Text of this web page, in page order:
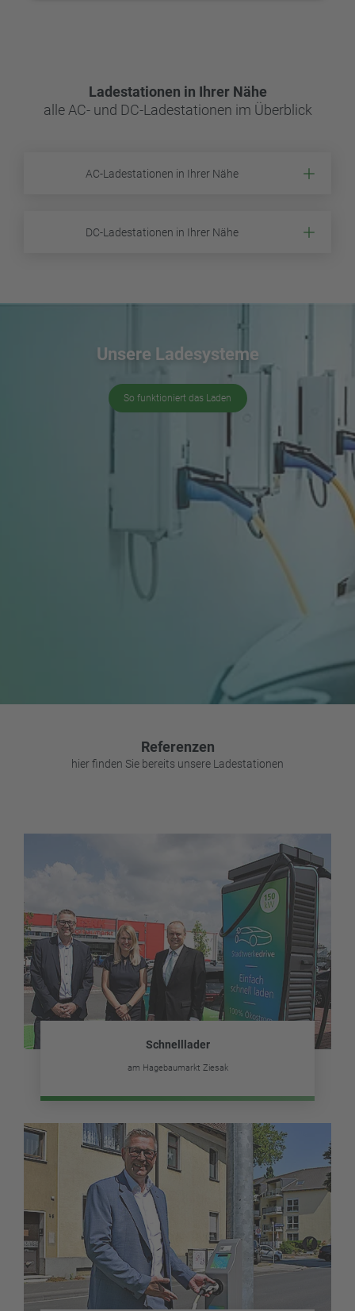
Ladestationen in Ihrer Nähe
alle AC- und DC-Ladestationen im Überblick
AC-Ladestationen in Ihrer Nähe
DC-Ladestationen in Ihrer Nähe
Unsere Ladesysteme
So funktioniert das Laden
Referenzen
hier finden Sie bereits unsere Ladestationen
Schnelllader
am Hagebaumarkt Ziesak